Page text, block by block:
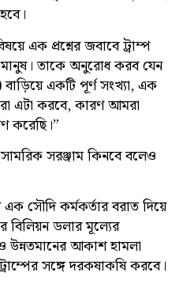
এক প্রশ্নের জবাবে ট্রাম্প
তাকে অনুরোধ করব যেন
একটি পূর্ণ সংখ্যা, এক
এটা করবে, কারণ আমরা
করেছি।”
সরঞ্জাম কিনবে বলেও
এক সৌদি কর্মকর্তার বরাত দিয়ে
বিলিয়ন ডলার মূল্যের
আকাশ হামলা
সঙ্গে দরকষাকষি করবে।